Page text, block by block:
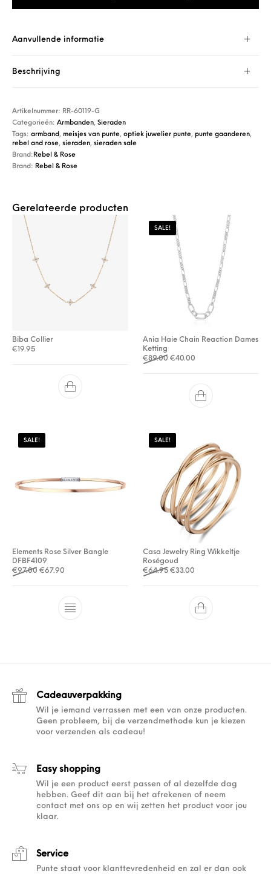
Aanvullende informatie
Beschrijving
Artikelnummer: RR-60119-G
Categorieën:Armbanden,Sieraden
Tags:armband, meisjes van punte,optiek juwelier punte, punte gaanderen,
rebel and rose,sieraden,sieraden sale
Brand:Rebel & Rose
Brand: Rebel & Rose
Gerelateerde producten
Biba Collier
€ 19.95
SALE!
Ania Haie Chain Reaction Dames
Ketting
€89.00 Oorspronkelijke prijs was:
€40.00
SALE!
Elements Rose Silver Bangle
DFBF4109
€97.00 Oorspronkelijke prijs was: €97.00.
€67.90 Huidige prijs is: €67.90.
SALE!
Casa Jewelry Ring Wikkeltje
Roségoud
€64.95 Oorspronkelijke prijs was:
€33.00
Cadeauverpakking
Wil je iemand verrassen met een van onze producten.
Geen probleem, bij de verzendmethode kun je kiezen
voor verzenden als cadeau!
Easy shopping
Wil je een product eerst passen of al dezelfde dag
hebben. Geef dit aan bij het afrekenen of neem
contact met ons op en wij zetten het product voor jou
klaar.
Service
Punte staat voor klanttevredenheid en zal er dan ook